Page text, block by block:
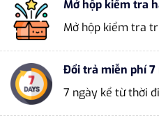
Mở hộp kiểm tra
Mở hộp kiểm tra
Đổi trả miễn phí 7
7 ngày kể từ thời